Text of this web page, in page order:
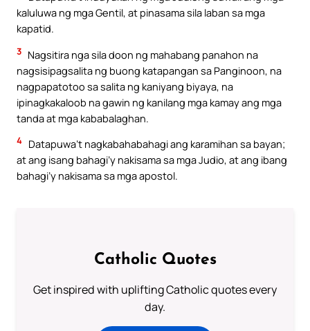
kaluluwa ng mga Gentil, at pinasama sila laban sa mga
kapatid.
3 Nagsitira nga sila doon ng mahabang panahon na
nagsisipagsalita ng buong katapangan sa Panginoon, na
nagpapatotoo sa salita ng kaniyang biyaya, na
ipinagkakaloob na gawin ng kanilang mga kamay ang mga
tanda at mga kababalaghan.
4 Datapuwa’t nagkabahabahagi ang karamihan sa bayan;
at ang isang bahagi’y nakisama sa mga Judio, at ang ibang
bahagi’y nakisama sa mga apostol.
Catholic Quotes
Get inspired with uplifting Catholic quotes every
day.